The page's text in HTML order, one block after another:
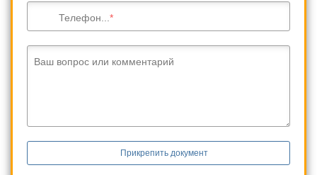
Телефон...
Ваш вопрос или комментарий
Прикрепить документ